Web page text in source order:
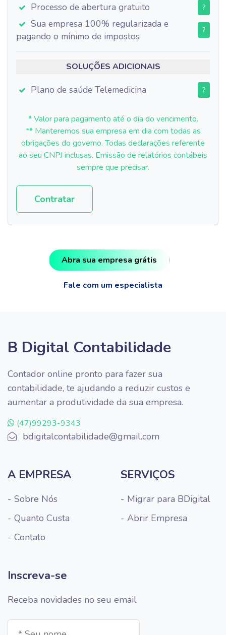
Processo de abertura gratuito ?
Sua empresa 100% regularizada e
pagando o mínimo de impostos
?
SOLUÇÕES ADICIONAIS
Plano de saúde Telemedicina ?
* Valor para pagamento até o dia do vencimento.
** Manteremos sua empresa em dia com todas as
obrigações do governo. Todas declarações referente
ao seu CNPJ inclusas. Emissão de relatórios contábeis
sempre que precisar.
Contratar
Abra sua empresa grátis
Fale com um especialista
B Digital Contabilidade
Contador online pronto para fazer sua
contabilidade, te ajudando a reduzir custos e
aumentar a produtividade da sua empresa.
(47)99293-9343
bdigitalcontabilidade@gmail.com
A EMPRESA
- Sobre Nós
- Quanto Custa
- Contato
SERVIÇOS
- Migrar para BDigital
- Abrir Empresa
Inscreva-se
Receba novidades no seu email